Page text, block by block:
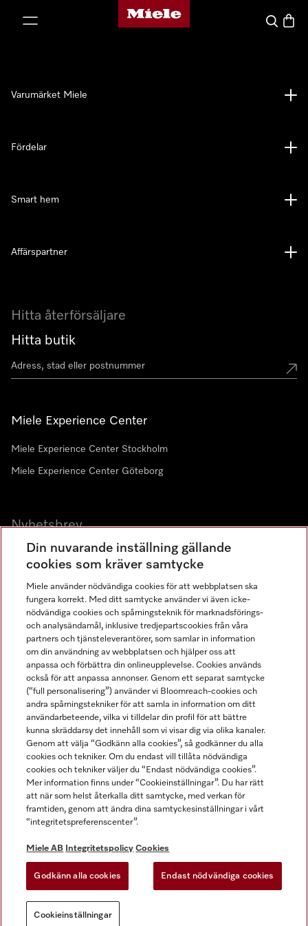
Mieles hemsida
Sök
Hitta återförsäljare
Hitta butik
Miele Experience Center
Miele Experience Center Stockholm
Miele Experience Center Göteborg
Nyhetsbrev
Gå med i vår gemenskap
Varumärket Miele
Fördelar
Smart hem
Affärspartner
Miele AB
Allmänna villkor
Användarvillkor
Miele tillgänglighetsförklaring
Lagen om digitala tjänster
Miele på LinkedIn
Miele på Facebook
Miele på Instagram
Miele på Youtube
Din nuvarande inställning gällande
cookies som kräver samtycke
Miele använder nödvändiga cookies för att webbplatsen ska
fungera korrekt. Med ditt samtycke använder vi även icke-
nödvändiga cookies och spårningsteknik för marknadsförings-
och analysändamål, inklusive tredjepartscookies från våra
partners och tjänsteleverantörer, som samlar in information
om din användning av webbplatsen och hjälper oss att
anpassa och förbättra din onlineupplevelse. Cookies används
också för att anpassa annonser. Genom ett separat samtycke
(“full personalisering”) använder vi Bloomreach-cookies och
andra spårningstekniker för att samla in information om ditt
användarbeteende, vilka vi tilldelar din profil för att bättre
kunna skräddarsy det innehåll som vi visar dig via olika kanaler.
Genom att välja “Godkänn alla cookies”, så godkänner du alla
cookies och tekniker. Om du endast vill tillåta nödvändiga
cookies och tekniker väljer du “Endast nödvändiga cookies”.
Mer information finns under “Cookieinställningar”. Du har rätt
att när som helst återkalla ditt samtycke, med verkan för
framtiden, genom att ändra dina samtyckesinställningar i vårt
“integritetspreferenscenter”.
Miele AB Integritetspolicy Cookies
Godkänn alla cookies Endast nödvändiga cookies
Cookieinställningar